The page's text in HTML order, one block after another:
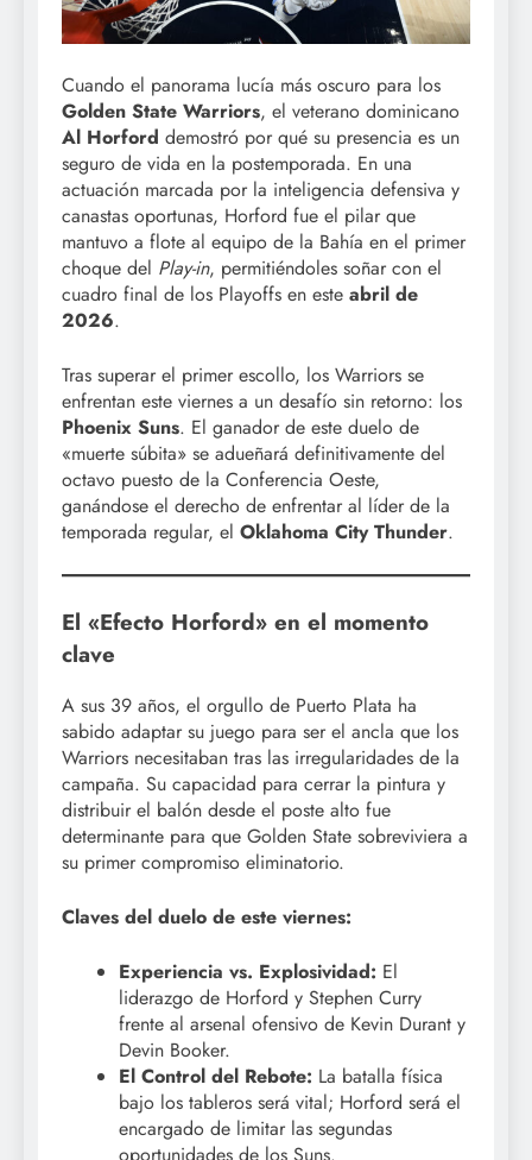
Cuando el panorama lucía más oscuro para los
Golden State Warriors, el veterano dominicano
Al Horford demostró por qué su presencia es un
seguro de vida en la postemporada. En una
actuación marcada por la inteligencia defensiva y
canastas oportunas, Horford fue el pilar que
mantuvo a flote al equipo de la Bahía en el primer
choque del Play-in, permitiéndoles soñar con el
cuadro final de los Playoffs en este abril de
2026.
Tras superar el primer escollo, los Warriors se
enfrentan este viernes a un desafío sin retorno: los
Phoenix Suns. El ganador de este duelo de
«muerte súbita» se adueñará definitivamente del
octavo puesto de la Conferencia Oeste,
ganándose el derecho de enfrentar al líder de la
temporada regular, el Oklahoma City Thunder.
El «Efecto Horford» en el momento
clave
A sus 39 años, el orgullo de Puerto Plata ha
sabido adaptar su juego para ser el ancla que los
Warriors necesitaban tras las irregularidades de la
campaña. Su capacidad para cerrar la pintura y
distribuir el balón desde el poste alto fue
determinante para que Golden State sobreviviera a
su primer compromiso eliminatorio.
Claves del duelo de este viernes:
Experiencia vs. Explosividad: El
liderazgo de Horford y Stephen Curry
frente al arsenal ofensivo de Kevin Durant y
Devin Booker.
El Control del Rebote: La batalla física
bajo los tableros será vital; Horford será el
encargado de limitar las segundas